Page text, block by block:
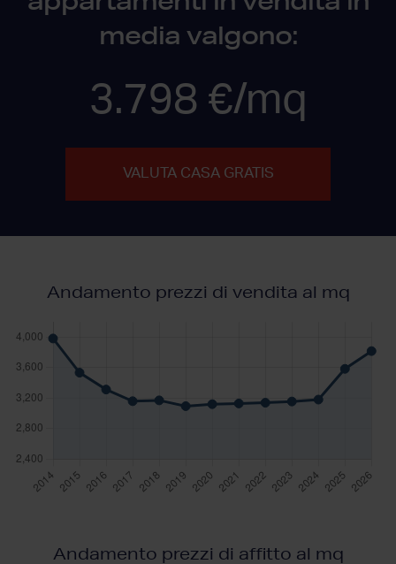
media valgono:
3.798 €/mq
VALUTA CASA GRATIS
Andamento prezzi di vendita al mq
Andamento prezzi di affitto al mq